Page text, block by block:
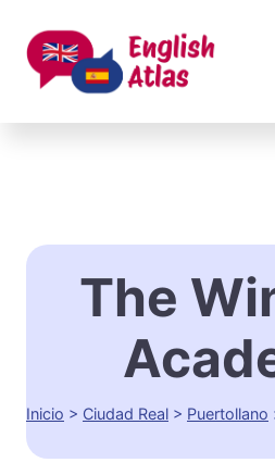
contenido
The
Inicio > Ciudad Real > Puertollano